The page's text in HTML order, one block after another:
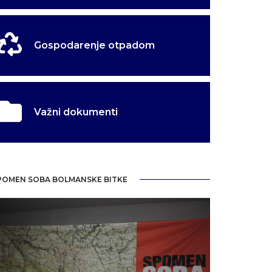
Gospodarenje otpadom
Važni dokumenti
SOBA BOLMANSKE BITKE